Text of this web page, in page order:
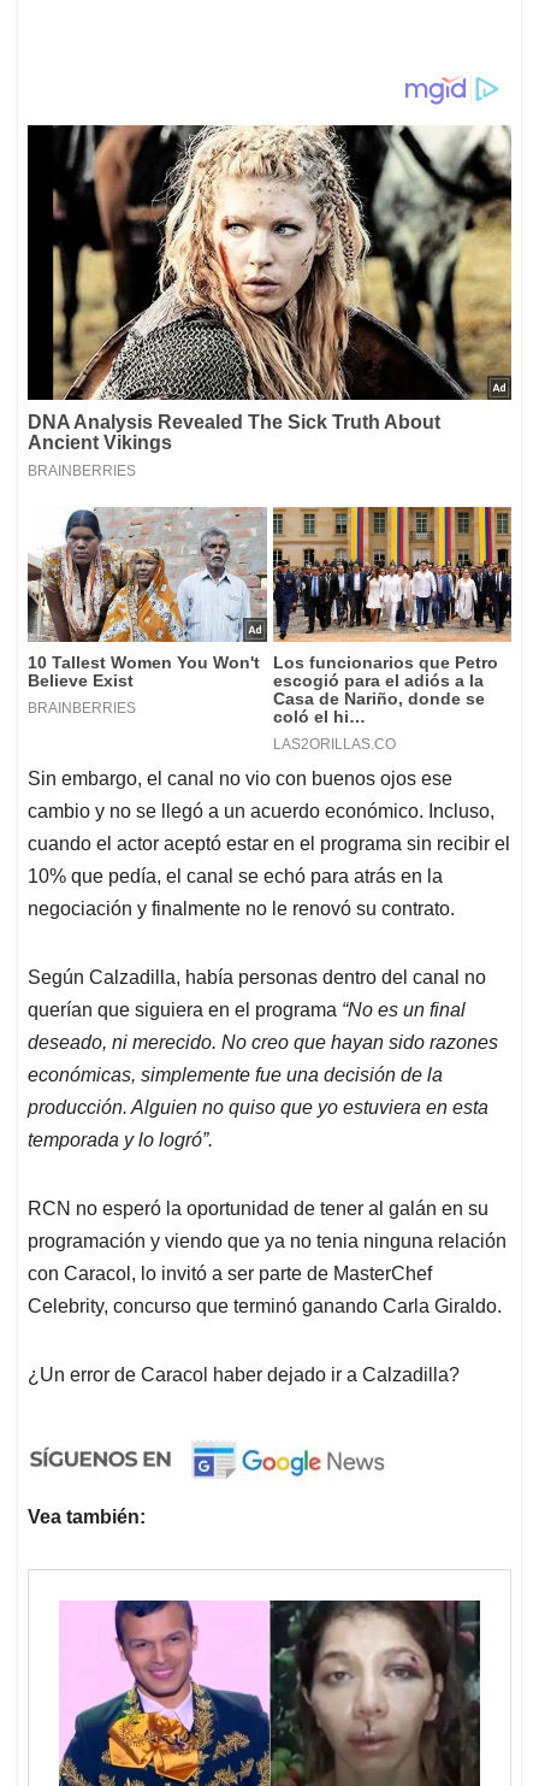
Sin embargo, el canal no vio con buenos ojos ese
cambio y no se llegó a un acuerdo económico. Incluso,
cuando el actor aceptó estar en el programa sin recibir el
10% que pedía, el canal se echó para atrás en la
negociación y finalmente no le renovó su contrato.
Según Calzadilla, había personas dentro del canal no
querían que siguiera en el programa “No es un final
deseado, ni merecido. No creo que hayan sido razones
económicas, simplemente fue una decisión de la
producción. Alguien no quiso que yo estuviera en esta
temporada y lo logró”.
RCN no esperó la oportunidad de tener al galán en su
programación y viendo que ya no tenia ninguna relación
con Caracol, lo invitó a ser parte de MasterChef
Celebrity, concurso que terminó ganando Carla Giraldo.
¿Un error de Caracol haber dejado ir a Calzadilla?
Vea también: